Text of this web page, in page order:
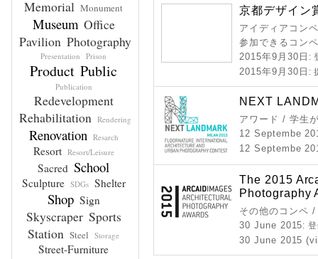
Memorial Monument
Museum Office
Pavilion Photography
Presentation Prison
Product Public
Publication
Redevelopment
Rehabilitation Rendering
Renovation Resarch
Resort Resort/Leisure
Sacred School
Sculpture SDGs Shelter
Shop Sign
Skyscraper Sports
Station Steel Storage
Street-Furniture
京都デザイン
アイディアコン
参加できるコンペ
2015年9月30日 :
2015年9月30日 :
NEXT
アワード / 学生
12 Septembe
12 Septembe
The 2015
Photography
その他のコンペ
30 June 2015:
30 June 2015